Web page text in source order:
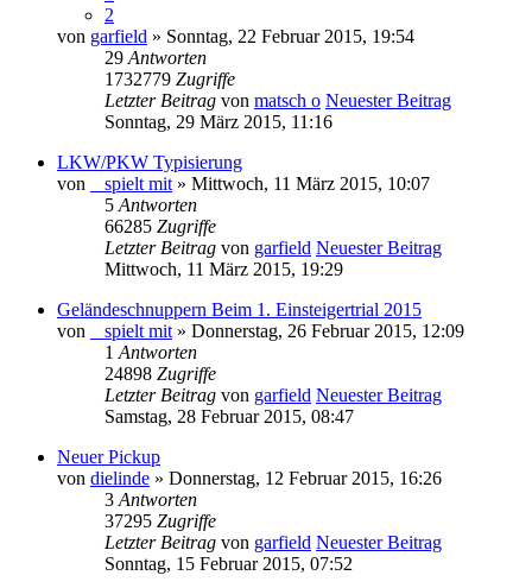
2
von garfield » Sonntag, 22 Februar 2015, 19:54
29 Antworten
1732779 Zugriffe
Letzter Beitrag von matsch o Neuester Beitrag
Sonntag, 29 März 2015, 11:16
LKW/PKW Typisierung
von
_ spielt mit » Mittwoch, 11 März 2015, 10:07
5 Antworten
66285 Zugriffe
Letzter Beitrag von garfield Neuester Beitrag
Mittwoch, 11 März 2015, 19:29
Geländeschnuppern Beim 1. Einsteigertrial 2015
von
_ spielt mit » Donnerstag, 26 Februar 2015, 12:09
1 Antworten
24898 Zugriffe
Letzter Beitrag von garfield Neuester Beitrag
Samstag, 28 Februar 2015, 08:47
Neuer Pickup
von dielinde » Donnerstag, 12 Februar 2015, 16:26
3 Antworten
37295 Zugriffe
Letzter Beitrag von garfield Neuester Beitrag
Sonntag, 15 Februar 2015, 07:52